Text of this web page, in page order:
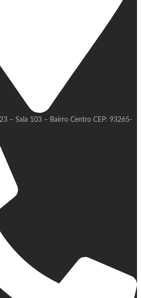
– Sala 103 – Bairro Centro CEP: 93265-